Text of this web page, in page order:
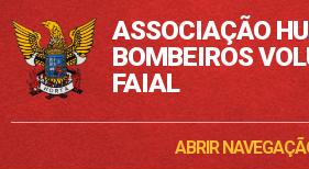
ASSOCIAÇÃO
BOMBEIROS
FAIAL
ABRIR